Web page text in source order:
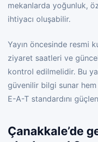
mekanlarda yoğunluk,
ihtiyacı oluşabilir.
Yayın öncesinde resmi
ziyaret saatleri ve
kontrol edilmelidir. Bu
güvenilir bilgi sunar
E-A-T standardını
Çanakkale’de